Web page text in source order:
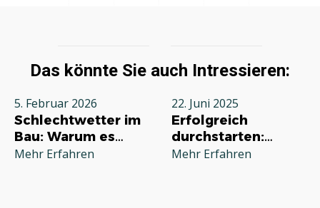
Das könnte Sie auch Intressieren:
5. Februar 2026
Schlechtwetter im
Bau: Warum es
jeden Betrieb
Mehr Erfahren
22. Juni 2025
Erfolgreich
durchstarten:
Deine
Mehr Erfahren